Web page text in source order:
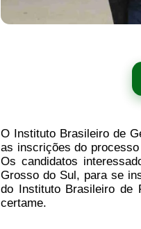
O Instituto Brasileiro de
as inscrições do
Os candidatos
Grosso do Sul, para se
do Instituto Brasileiro de
certame.